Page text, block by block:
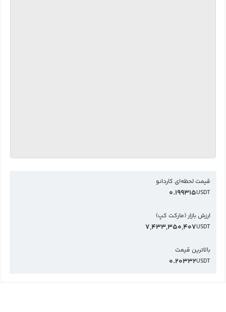
قیمت لحظه‌ای کاردانو
USDT
0.199315
ارزش بازار (مارکت کپ)
USDT
7,433,350,407
بالاترین قیمت
USDT
0.20332